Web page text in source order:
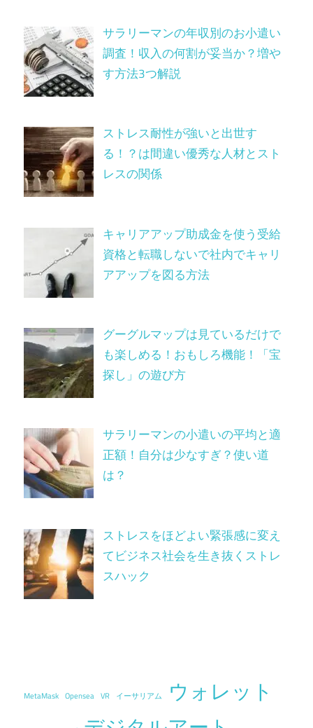
サラリーマンの年収別のお小遣い
調査！収入の何割が妥当か？増や
す方法3つ解説
ストレス耐性が強いと出世す
る！？は間違い優秀な人材とスト
レスの関係
キャリアアップ助成金を使う受給
資格と転職しないで社内でキャリ
アアップを図る方法
グーグルマップは見ているだけで
も楽しめる！おもしろ機能！「宝
探し」の遊び方
サラリーマンの小遣いの平均と適
正額！自分は少なすぎ？使い道
は？
ストレスをほどよい緊張感に変え
てビジネス社会を生き抜くストレ
スハック
MetaMask Opensea VR イーサリアム ウォレット